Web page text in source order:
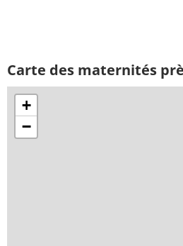
Carte des maternités
+
−